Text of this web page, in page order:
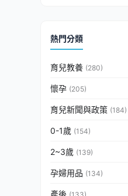
熱門分類
育兒教養 (280)
懷孕 (205)
育兒新聞與政策 (184)
0-1歲 (154)
2~3歲 (139)
孕婦用品 (134)
產後